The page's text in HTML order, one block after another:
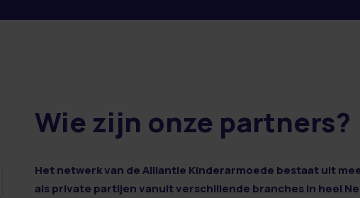
Wie zijn onze partners?
Het netwerk van de Alliantie Kinderarmoede bestaat uit
als private partijen vanuit verschillende branches in heel